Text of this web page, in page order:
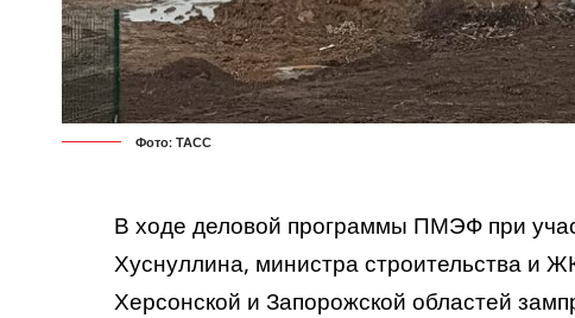
Фото: ТАСС
В ходе деловой программы ПМЭФ при
Хуснуллина, министра строительства и
Херсонской и Запорожской областей